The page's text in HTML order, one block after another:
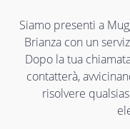
Siamo presenti a
Brianza con un
Dopo la tua
contatterà,
risolvere